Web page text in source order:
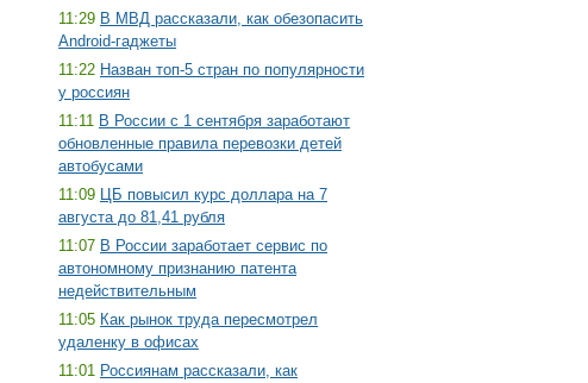
11:29 В МВД рассказали, как обезопасить
Android-гаджеты
11:22 Назван топ-5 стран по популярности
у россиян
11:11 В России с 1 сентября заработают
обновленные правила перевозки детей
автобусами
11:09 ЦБ повысил курс доллара на 7
августа до 81,41 рубля
11:07 В России заработает сервис по
автономному признанию патента
недействительным
11:05 Как рынок труда пересмотрел
удаленку в офисах
11:01 Россиянам рассказали, как